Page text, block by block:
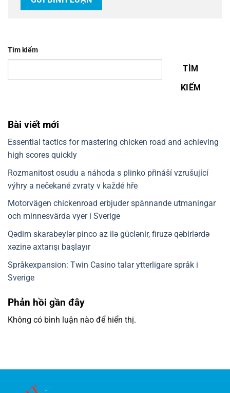
Tìm kiếm
TÌM
KIẾM
Bài viết mới
Essential tactics for mastering chicken road and achieving
high scores quickly
Rozmanitost osudu a náhoda s plinko přináší vzrušující
výhry a nečekané zvraty v každé hře
Motorvägen chickenroad erbjuder spännande utmaningar
och minnesvärda vyer i Sverige
Qədim skarabeylər pinco az ilə güclənir, firuzə qəbirlərdə
xəzinə axtarışı başlayır
Språkexpansion: Twin Casino talar ytterligare språk i
Sverige
Phản hồi gần đây
Không có bình luận nào để hiển thị.